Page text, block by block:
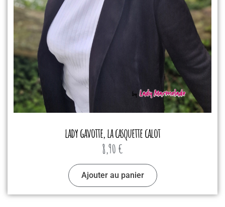
lady gavotte, la casquette calot
8,90 €
Ajouter au panier